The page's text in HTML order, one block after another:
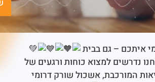
שישים
גם בבית
למצוא כוחות ורגעים של
אשכול שורק דרומי